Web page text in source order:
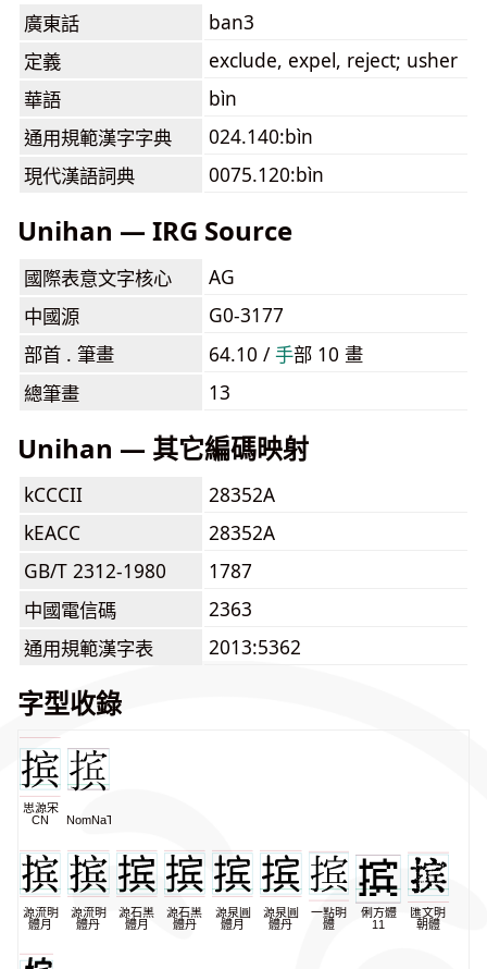
廣東話
ban3
定義
exclude, expel, reject; usher
華語
bìn
通用規範漢字字典
024.140:bìn
現代漢語詞典
0075.120:bìn
Unihan — IRG Source
國際表意文字核心
AG
中國源
G0-3177
部首 . 筆畫
64.10 /⼿部 10 畫
總筆畫
13
Unihan — 其它編碼映射
kCCCII
28352A
kEACC
28352A
GB/T 2312-1980
1787
中國電信碼
2363
通用規範漢字表
2013:5362
字型收錄
思源宋
CN
NomNaTong
源流明
體月
源流明
體丹
源石黑
體月
源石黑
體丹
源泉圓
體月
源泉圓
體丹
一點明
體
俐方體
11
匯文明
朝體